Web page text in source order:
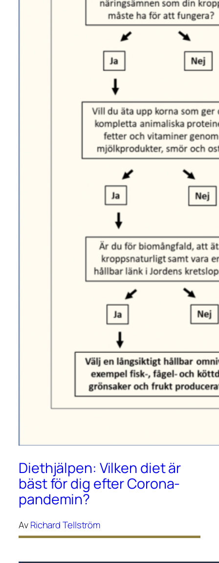
Diethjälpen: Vilken diet är
bäst för dig efter Corona-
pandemin?
AvRichard Tellström